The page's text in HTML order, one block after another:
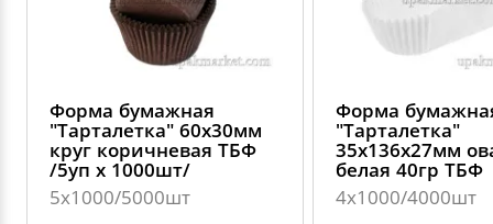
Форма бумажная
"Тарталетка" 60х30мм
круг коричневая ТБФ
/5уп х 1000шт/
5х1000/5000шт
Форма
"Тарталетка"
35х136х27мм
белая 40гр ТБФ
4х1000/4000шт